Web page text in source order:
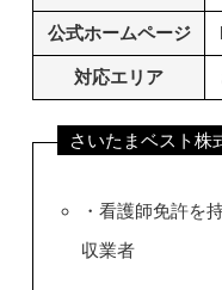
公式ホームページ
対応エリア
さいたまベスト株
・看護師免許を
収業者